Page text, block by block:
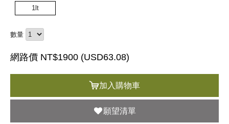
1lt
數量
網路價 NT$1900 (USD63.08)
加入購物車
願望清單